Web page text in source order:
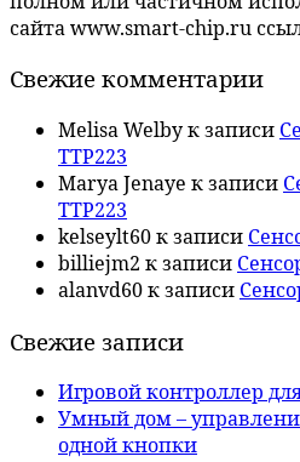
сайта www.smart-chip.ru
Свежие комментарии
Melisa Welbyк записи
TTP223
Marya Jenaye к записи
TTP223
kelseylt60к записи
billiejm2 к записи
alanvd60к записи
Свежие записи
Игровой контроллер
Умный дом –
одной кнопки